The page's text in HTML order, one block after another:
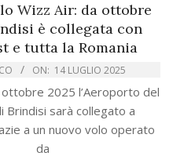
Wizz Air: da ottobre
è collegata con
e tutta la Romania
ON: 14 LUGLIO 2025
2025 l’Aeroporto del
Brindisi sarà collegato a
a un nuovo volo operato
da